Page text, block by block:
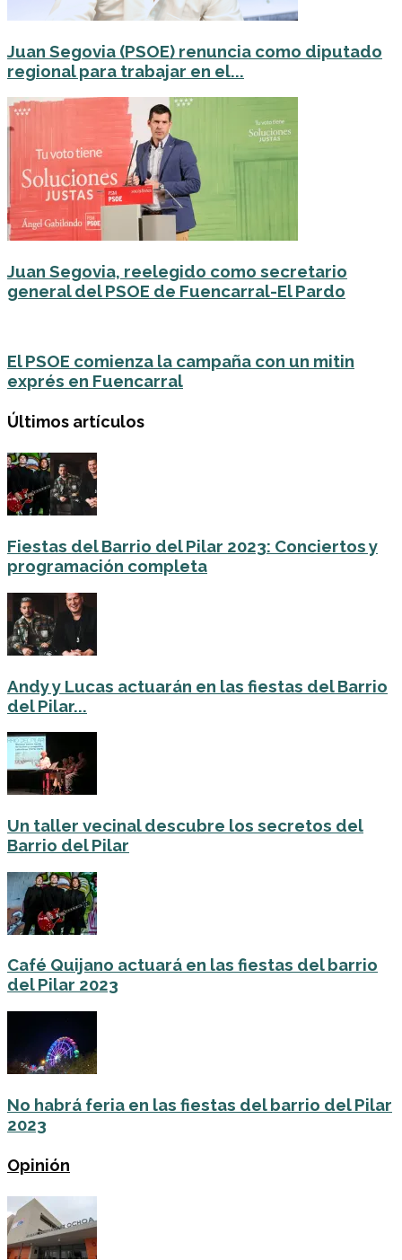
Juan Segovia (PSOE) renuncia como diputado
regional para trabajar en el...
Juan Segovia, reelegido como secretario
general del PSOE de Fuencarral-El Pardo
El PSOE comienza la campaña con un mitin
exprés en Fuencarral
Últimos artículos
Fiestas del Barrio del Pilar 2023: Conciertos y
programación completa
Andy y Lucas actuarán en las fiestas del Barrio
del Pilar...
Un taller vecinal descubre los secretos del
Barrio del Pilar
Café Quijano actuará en las fiestas del barrio
del Pilar 2023
No habrá feria en las fiestas del barrio del Pilar
2023
Opinión